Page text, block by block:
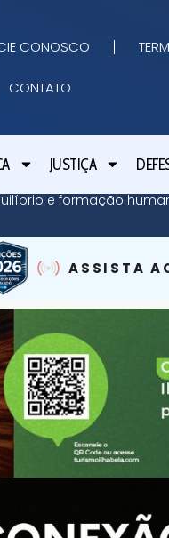
CONOSCO
CONTATO
JUSTIÇA
e formação
ASSISTA